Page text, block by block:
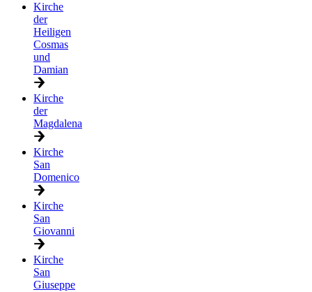
Kirche
der
Heiligen
Cosmas
und
Damian
Kirche
der
Magdalena
Kirche
San
Domenico
Kirche
San
Giovanni
Kirche
San
Giuseppe